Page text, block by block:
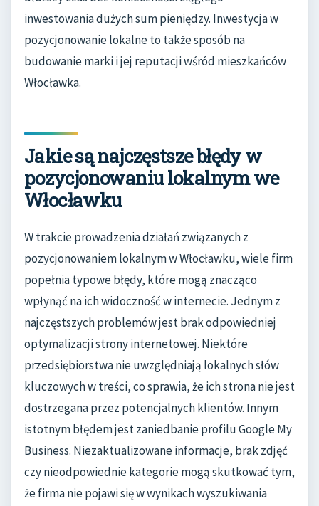
inwestowania dużych sum pieniędzy. Inwestycja w
pozycjonowanie lokalne to także sposób na
budowanie marki i jej reputacji wśród mieszkańców
Włocławka.
Jakie są najczęstsze błędy w
pozycjonowaniu lokalnym we
Włocławku
W trakcie prowadzenia działań związanych z
pozycjonowaniem lokalnym w Włocławku, wiele firm
popełnia typowe błędy, które mogą znacząco
wpłynąć na ich widoczność w internecie. Jednym z
najczęstszych problemów jest brak odpowiedniej
optymalizacji strony internetowej. Niektóre
przedsiębiorstwa nie uwzględniają lokalnych słów
kluczowych w treści, co sprawia, że ich strona nie jest
dostrzegana przez potencjalnych klientów. Innym
istotnym błędem jest zaniedbanie profilu Google My
Business. Niezaktualizowane informacje, brak zdjęć
czy nieodpowiednie kategorie mogą skutkować tym,
że firma nie pojawi się w wynikach wyszukiwania